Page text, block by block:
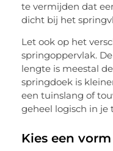
te vermijden dat
dicht bij het
Let ook op het
springoppervlak.
lengte is meestal
springdoek is
een tuinslang of
geheel logisch in
Kies een